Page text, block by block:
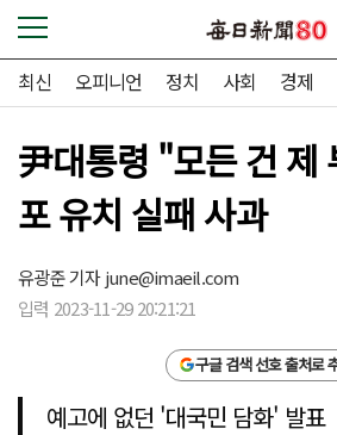
최신 오피니언 정치 사회 경제
尹대통령 "모든 건
포 유치 실패 사과
유광준 기자june@imaeil.com
입력 2023-11-29 20:21:21
구글 검색 선호 출처로
예고에 없던 '대국민 담화' 발표